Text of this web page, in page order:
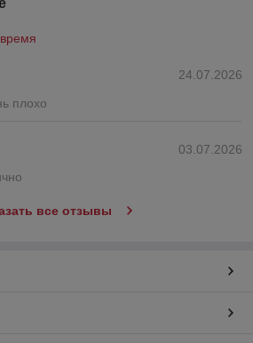
24.07.2026
плохо
03.07.2026
все отзывы